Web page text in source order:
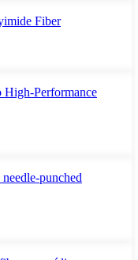
Fiber
High-Performance
punched